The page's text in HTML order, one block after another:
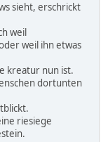
sieht, erschrickt
weil
weil ihn etwas
kreatur nun ist.
dortunten
riesiege